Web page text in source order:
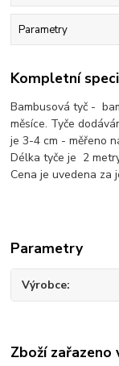
Parametry
Kompletní
Bambusová tyč -
měsíce. Tyče
je 3-4 cm - měřeno
Délka tyče je 2
Cena je uvedena za
Parametry
Výrobce
Zboží zařazeno